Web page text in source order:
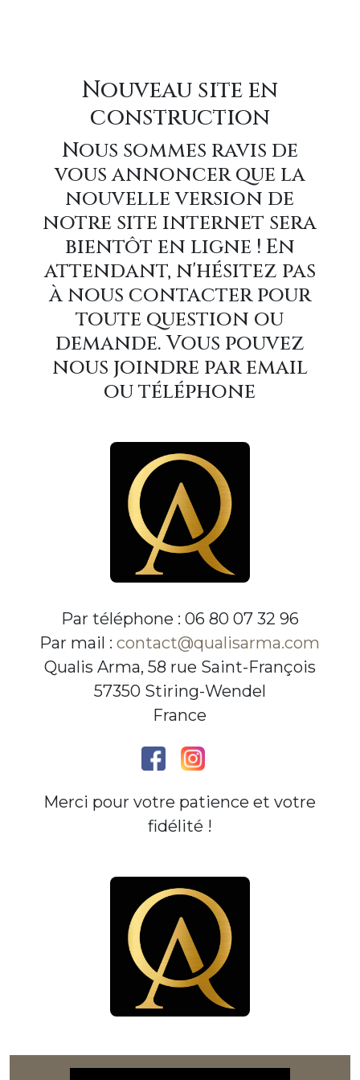
Nouveau site en
construction
Nous sommes ravis de
vous annoncer que la
nouvelle version de
notre site internet sera
bientôt en ligne ! En
attendant, n'hésitez pas
à nous contacter pour
toute question ou
demande. Vous pouvez
nous joindre par email
ou téléphone
Par téléphone : 06 80 07 32 96
Par mail :contact@qualisarma.com
Qualis Arma, 58 rue Saint-François
57350 Stiring-Wendel
France
Merci pour votre patience et votre
fidélité !